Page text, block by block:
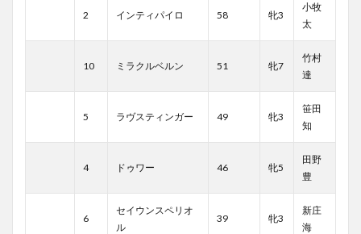
2 インティパイロ 58 牝3
小牧
太
10 ミラクルベルン 51 牝7
竹村
達
5 ラヴスティンガー 49 牝3
笹田
知
4 ドゥワー 46 牝5
田野
豊
6
セイウンスペリオ
ル
39 牝3
新庄
海